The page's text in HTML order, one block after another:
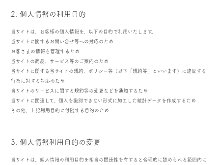
2. 個人情報の利用目的
当サイトは、お客様の個人情報を、以下の目的で利用いたします。
当サイトに関するお問い合せ等への対応のため
お客さまの情報を管理するため
当サイトの商品、サービス等のご案内のため
当サイトに関する当サイトの規約、ポリシー等（以下「規約等」といいます）に違反する
行為に対する対応のため
当サイトのサービスに関する規約等の変更などを通知するため
当サイトに関連して、個人を識別できない形式に加工した統計データを作成するため
その他、上記利用目的に付随する目的のため
3. 個人情報利用目的の変更
当サイトは、個人情報の利用目的を相当の関連性を有すると合理的に認められる範囲内に